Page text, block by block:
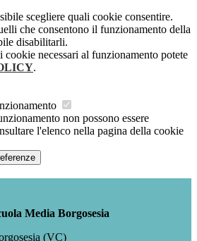
scegliere quali cookie consentire.
che consentono il funzionamento della
disabilitarli.
cookie necessari al funzionamento potete
.
non possono essere
l'elenco nella pagina della cookie
Media Borgosesia
(VC)